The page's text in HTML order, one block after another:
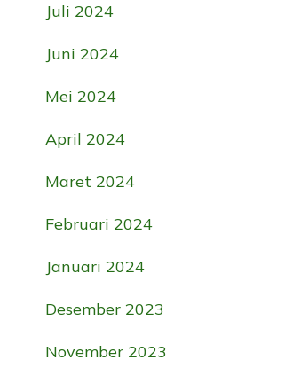
Juli 2024
Juni 2024
Mei 2024
April 2024
Maret 2024
Februari 2024
Januari 2024
Desember 2023
November 2023